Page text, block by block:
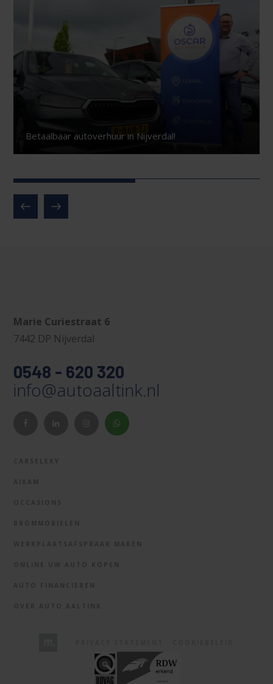
Betaalbaar autoverhuur in Nijverdal!
Marie Curiestraat 6
7442 DP Nijverdal
0548 - 620 320
info@autoaaltink.nl